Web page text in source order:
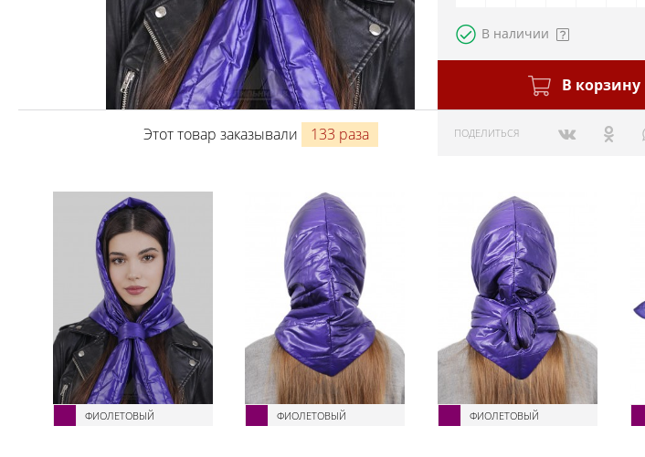
В наличии
В корзину
ПОДЕЛИТЬСЯ
Этот товар заказывали 133 раза
ФИОЛЕТОВЫЙ ФИОЛЕТОВЫЙ ФИОЛЕТОВЫЙ